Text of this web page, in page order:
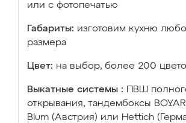
или с фотопечатью
Габариты: изготовим кухню
размера
Цвет: на выбор, более 200
Выкатные системы :
ПВШ
открывания, тандембоксы
Blum (Австрия) или Hettich